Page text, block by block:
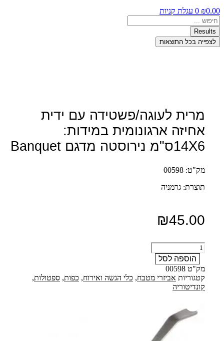
₪0.00
0 עגלת קניות
Search
...
Results
לצפייה בכל התוצאות
מרית לעוגה/פשטידה עם ידית
אחיזה ארגונומית במידות:
14X6ס"מ נירוסטה מדגם Banquet
מק"ט: 00598
תוצרת: גרמניה
₪45.00
כמות
של
מרית
לעוגה/פשטידה
עם
ידית
ארגונומית
במידות:
14X6ס"מ
הוספה לסל
מק"ט 00598
קטגוריות אביזרי מטבח, כלי הגשה ואירוח, כפות, ספטולות,
קונדיטוריה